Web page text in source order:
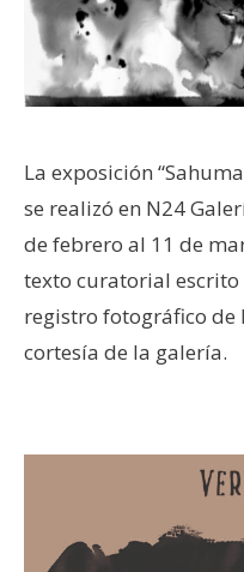
La exposición
se realizó en N24
de febrero al 11 de
texto curatorial
registro fotográfico de
cortesía de la galería.